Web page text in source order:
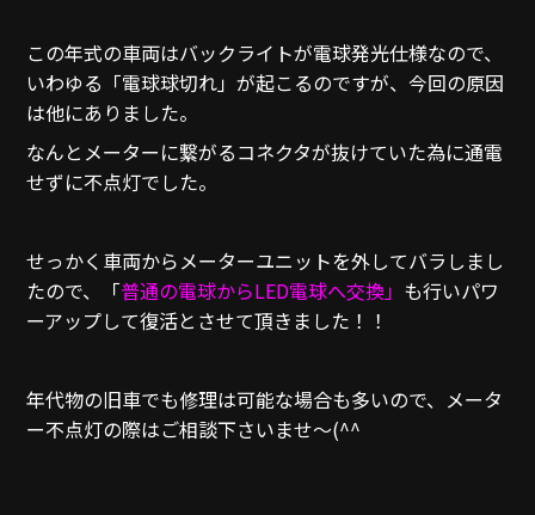
この年式の車両はバックライトが電球発光仕様なので、
いわゆる「電球球切れ」が起こるのですが、今回の原因
は他にありました。
なんとメーターに繋がるコネクタが抜けていた為に通電
せずに不点灯でした。
せっかく車両からメーターユニットを外してバラしまし
たので、「普通の電球からLED電球へ交換」 も行いパワ
ーアップして復活とさせて頂きました！！
年代物の旧車でも修理は可能な場合も多いので、メータ
ー不点灯の際はご相談下さいませ～(^^